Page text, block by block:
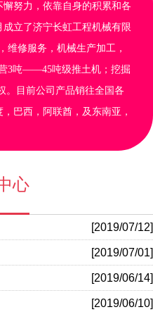
努力，依靠自身的积累和各
成立了济宁长虹工程机械有限
维修服务，机械生产加工，
3吨——45吨级推土机；挖掘
。目前公司产品销往全国各
巴西，阿联酋，及东南亚，
心
[2019/07/12]
[2019/07/01]
[2019/06/14]
[2019/06/10]